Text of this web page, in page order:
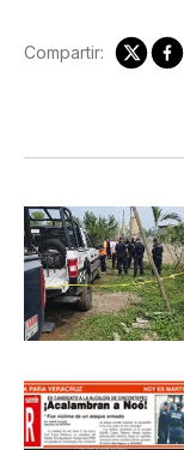
Compartir: